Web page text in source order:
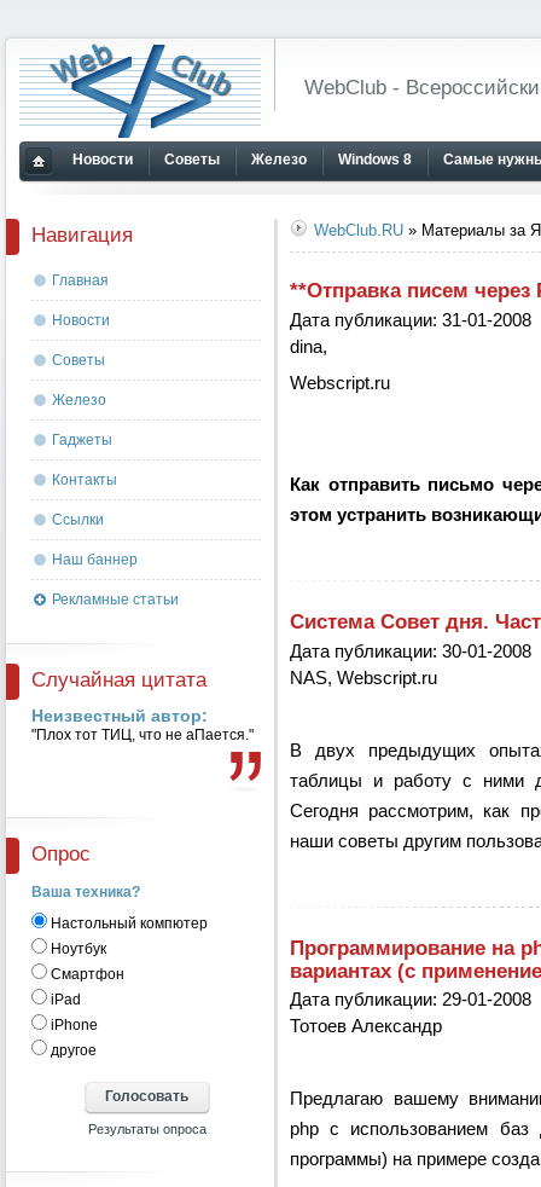
WebClub -
Новости Советы Железо Windows 8 Самые
WebClub.RU » Материалы за
**Отправка писем через
Дата публикации: 31-01-2008
dina,
Webscript.ru
Как отправить письмо
этом устранить
Система Совет дня.
Дата публикации: 30-01-2008
NAS, Webscript.ru
В двух предыдущих
таблицы и работу с ними
Сегодня рассмотрим, как
наши советы другим
Программирование на
вариантах (с
Дата публикации: 29-01-2008
Тотоев Александр
Предлагаю вашему
php с использованием
программы) на примере
Навигация
Главная
Новости
Советы
Железо
Гаджеты
Контакты
Ссылки
Наш баннер
Рекламные статьи
Случайная цитата
Неизвестный автор:
"Плох тот ТИЦ, что не аПается."
Опрос
Ваша техника?
Настольный компютер
Ноутбук
Смартфон
iPad
iPhone
другое